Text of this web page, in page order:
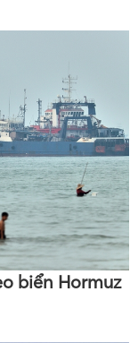
biển Hormuz